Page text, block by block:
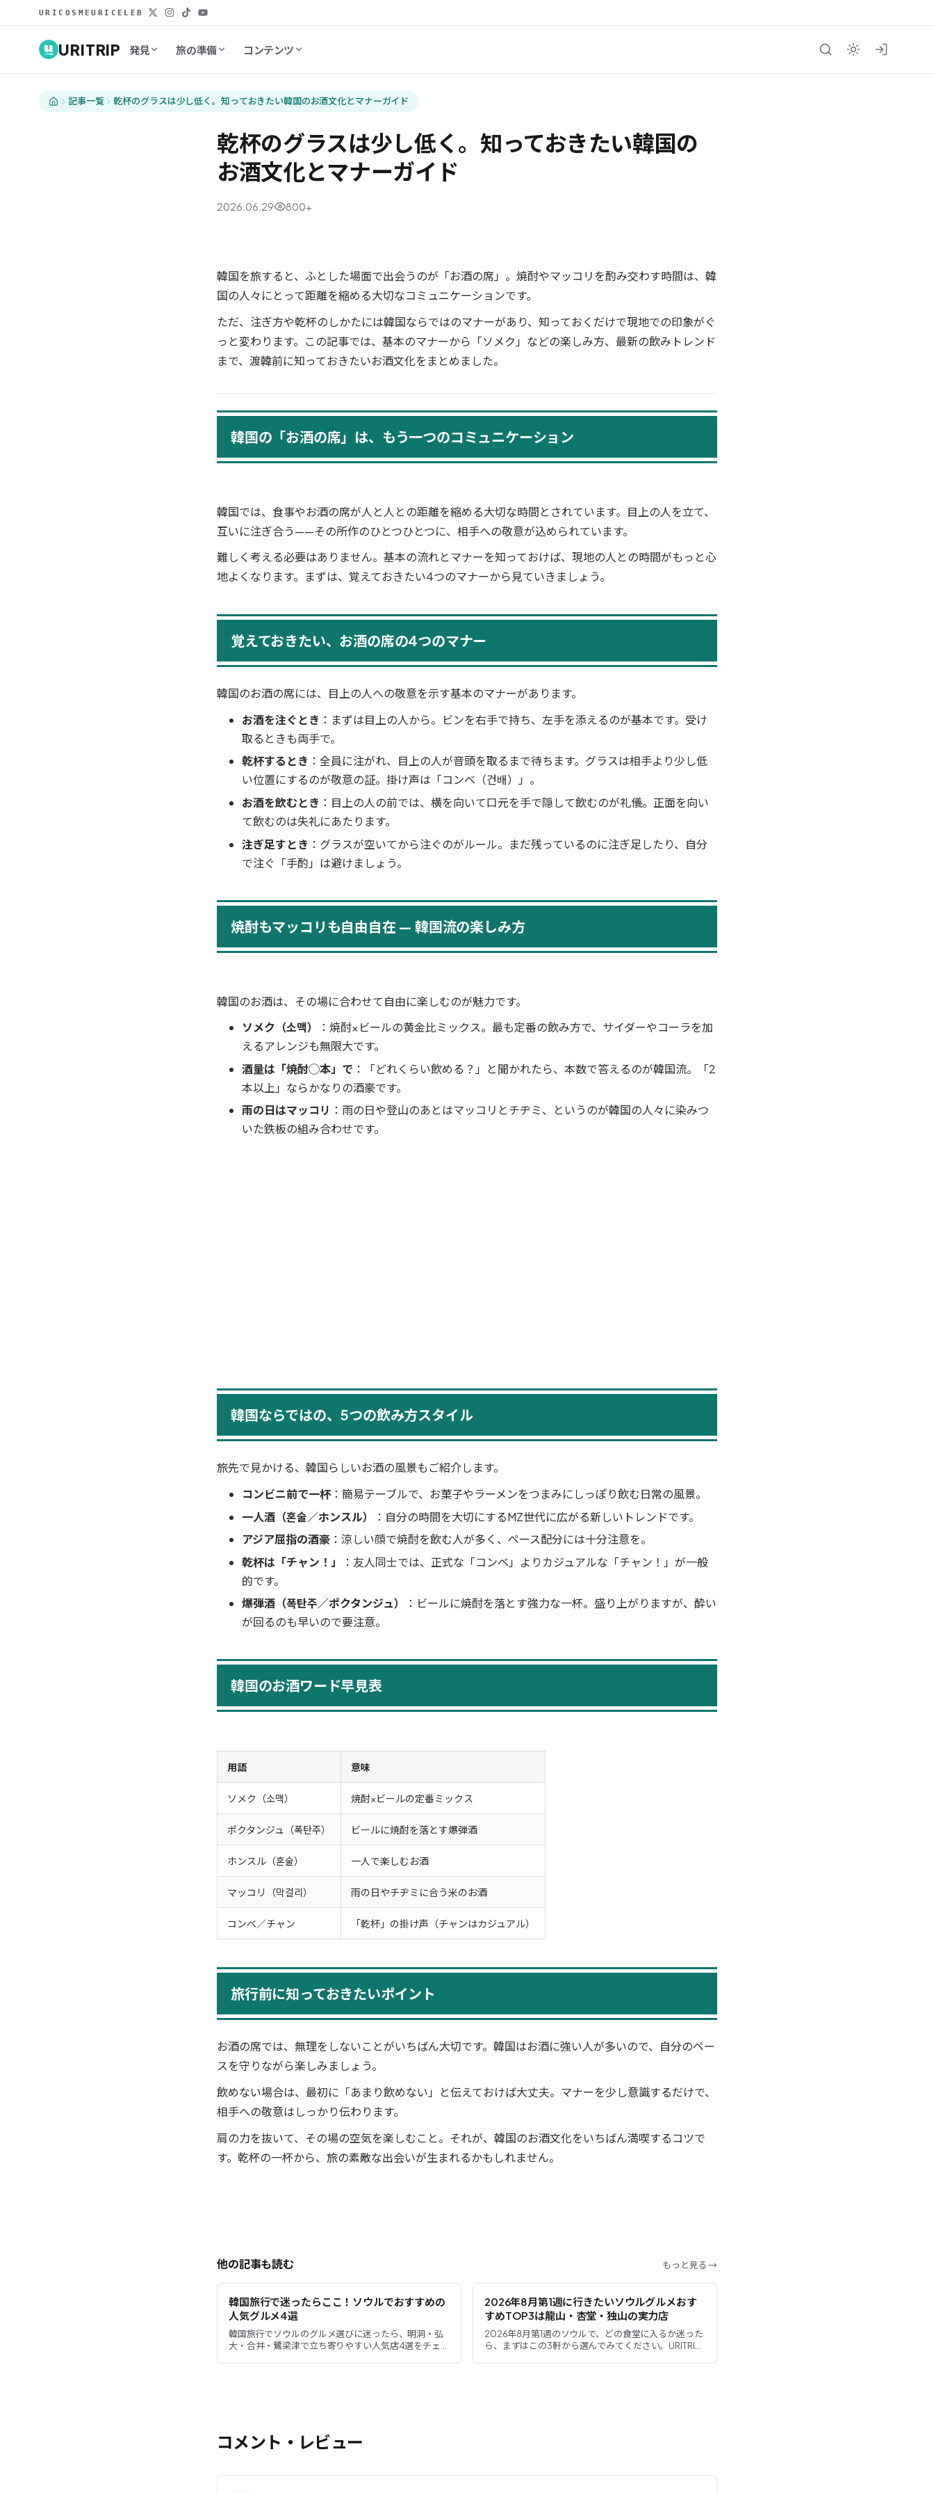
URICOSMEURICELEB
URITRIP 発見 旅の準備 コンテンツ
記事一覧 乾杯のグラスは少し低く。知っておきたい韓国のお酒文化とマナーガイド
乾杯のグラスは少し低く。知っておきたい韓国の
お酒文化とマナーガイド
2026.06.29 800+
韓国を旅すると、ふとした場面で出会うのが「お酒の席」。焼酎やマッコリを酌み交わす時間は、韓
国の人々にとって距離を縮める大切なコミュニケーションです。
ただ、注ぎ方や乾杯のしかたには韓国ならではのマナーがあり、知っておくだけで現地での印象がぐ
っと変わります。この記事では、基本のマナーから「ソメク」などの楽しみ方、最新の飲みトレンド
まで、渡韓前に知っておきたいお酒文化をまとめました。
韓国の「お酒の席」は、もう一つのコミュニケーション
韓国では、食事やお酒の席が人と人との距離を縮める大切な時間とされています。目上の人を立て、
互いに注ぎ合う——その所作のひとつひとつに、相手への敬意が込められています。
難しく考える必要はありません。基本の流れとマナーを知っておけば、現地の人との時間がもっと心
地よくなります。まずは、覚えておきたい4つのマナーから見ていきましょう。
覚えておきたい、お酒の席の4つのマナー
韓国のお酒の席には、目上の人への敬意を示す基本のマナーがあります。
お酒を注ぐとき ：まずは目上の人から。ビンを右手で持ち、左手を添えるのが基本です。受け
取るときも両手で。
乾杯するとき ：全員に注がれ、目上の人が音頭を取るまで待ちます。グラスは相手より少し低
い位置にするのが敬意の証。掛け声は「コンベ（건배）」。
お酒を飲むとき ：目上の人の前では、横を向いて口元を手で隠して飲むのが礼儀。正面を向い
て飲むのは失礼にあたります。
注ぎ足すとき ：グラスが空いてから注ぐのがルール。まだ残っているのに注ぎ足したり、自分
で注ぐ「手酌」は避けましょう。
焼酎もマッコリも自由自在 — 韓国流の楽しみ方
韓国のお酒は、その場に合わせて自由に楽しむのが魅力です。
ソメク（소맥）
：焼酎×ビールの黄金比ミックス。最も定番の飲み方で、サイダーやコーラを加
えるアレンジも無限大です。
酒量は「焼酎◯本」で ：「どれくらい飲める？」と聞かれたら、本数で答えるのが韓国流。「2
本以上」ならかなりの酒豪です。
雨の日はマッコリ ：雨の日や登山のあとはマッコリとチヂミ、というのが韓国の人々に染みつ
いた鉄板の組み合わせです。
韓国ならではの、5つの飲み方スタイル
旅先で見かける、韓国らしいお酒の風景もご紹介します。
コンビニ前で一杯 ：簡易テーブルで、お菓子やラーメンをつまみにしっぽり飲む日常の風景。
一人酒（혼술／ホンスル）
：自分の時間を大切にするMZ世代に広がる新しいトレンドです。
アジア屈指の酒豪 ：涼しい顔で焼酎を飲む人が多く、ペース配分には十分注意を。
乾杯は「チャン！」
：友人同士では、正式な「コンベ」よりカジュアルな「チャン！」が一般
的です。
爆弾酒（폭탄주／ポクタンジュ）
：ビールに焼酎を落とす強力な一杯。盛り上がりますが、酔い
が回るのも早いので要注意。
韓国のお酒ワード早見表
用語 意味
ソメク（소맥） 焼酎×ビールの定番ミックス
ポクタンジュ（폭탄주） ビールに焼酎を落とす爆弾酒
ホンスル（혼술） 一人で楽しむお酒
マッコリ（막걸리） 雨の日やチヂミに合う米のお酒
コンベ／チャン 「乾杯」の掛け声（チャンはカジュアル）
旅行前に知っておきたいポイント
お酒の席では、無理をしないことがいちばん大切です。韓国はお酒に強い人が多いので、自分のペー
スを守りながら楽しみましょう。
飲めない場合は、最初に「あまり飲めない」と伝えておけば大丈夫。マナーを少し意識するだけで、
相手への敬意はしっかり伝わります。
肩の力を抜いて、その場の空気を楽しむこと。それが、韓国のお酒文化をいちばん満喫するコツで
す。乾杯の一杯から、旅の素敵な出会いが生まれるかもしれません。
他の記事も読む もっと見る →
韓国旅行で迷ったらここ！ソウルでおすすめの
人気グルメ4選
韓国旅行でソウルのグルメ選びに迷ったら、明洞・弘
大・合井・鷺梁津で立ち寄りやすい人気店4選をチェッ
2026年8月第1週に行きたいソウルグルメおす
すめTOP3は龍山・杏堂・独山の実力店
2026年8月第1週のソウルで、どの食堂に入るか迷った
ら、まずはこの3軒から選んでみてください。URITRIP
コメント・レビュー